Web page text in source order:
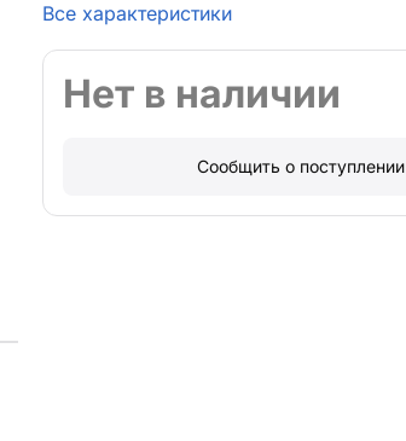
Все характеристики
Нет в наличии
Сообщить о поступлении